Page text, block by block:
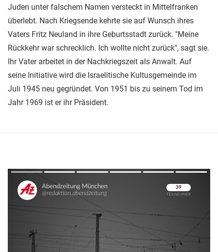
Juden unter falschem Namen versteckt in Mittelfranken
überlebt. Nach Kriegsende kehrte sie auf Wunsch ihres
Vaters Fritz Neuland in ihre Geburtsstadt zurück. "Meine
Rückkehr war schrecklich. Ich wollte nicht zurück", sagt sie.
Ihr Vater arbeitet in der Nachkriegszeit als Anwalt. Auf
seine Initiative wird die Israelitische Kultusgemeinde im
Juli 1945 neu gegründet. Von 1951 bis zu seinem Tod im
Jahr 1969 ist er ihr Präsident.
Überspringen